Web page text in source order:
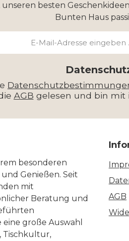
unseren besten
Bunten Haus
AGB gelesen und bin mit
besonderen
Genießen. Seit
mit
Beratung und
eine große Auswahl
Tischkultur,
AGB